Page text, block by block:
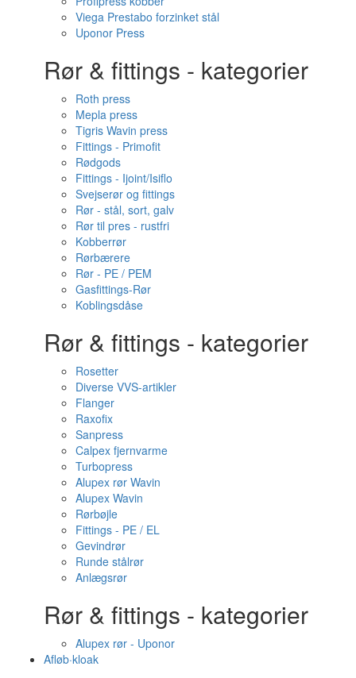
Viega Prestabo forzinket stål
Uponor Press
Rør & fittings - kategorier
Roth press
Mepla press
Tigris Wavin press
Fittings - Primofit
Rødgods
Fittings - Ijoint/Isiflo
Svejserør og fittings
Rør - stål, sort, galv
Rør til pres - rustfri
Kobberrør
Rørbærere
Rør - PE / PEM
Gasfittings-Rør
Koblingsdåse
Rør & fittings - kategorier
Rosetter
Diverse VVS-artikler
Flanger
Raxofix
Sanpress
Calpex fjernvarme
Turbopress
Alupex rør Wavin
Alupex Wavin
Rørbøjle
Fittings - PE / EL
Gevindrør
Runde stålrør
Anlægsrør
Rør & fittings - kategorier
Alupex rør - Uponor
Afløb·kloak